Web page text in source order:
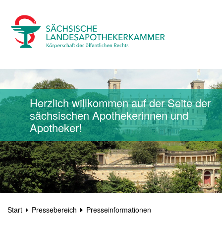
Herzlich willkommen auf der Seite der
sächsischen Apothekerinnen und
Apotheker!
Start Pressebereich Presseinformationen